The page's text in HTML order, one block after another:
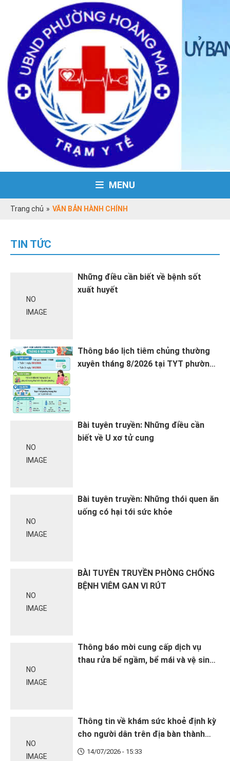
MENU
Trang chủ » VĂN BẢN HÀNH CHÍNH
TIN TỨC
NO
IMAGE
Những điều cần biết về bệnh sốt
xuất huyết
Thông báo lịch tiêm chủng thường
xuyên tháng 8/2026 tại TYT phường
NO
IMAGE
Bài tuyên truyền: Những điều cần
biết về U xơ tử cung
NO
IMAGE
Bài tuyên truyền: Những thói quen ăn
uống có hại tới sức khỏe
NO
IMAGE
BÀI TUYÊN TRUYỀN PHÒNG CHỐNG
BỆNH VIÊM GAN VI RÚT
NO
IMAGE
Thông báo mời cung cấp dịch vụ
thau rửa bể ngầm, bể mái và vệ sinh
NO
IMAGE
Thông tin về khám sức khoẻ định kỳ
cho người dân trên địa bàn thành
phố Hà Nội
14/07/2026 - 15:33